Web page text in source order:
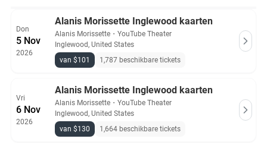
Don
5 Nov
2026
Alanis Morissette Inglewood kaarten
Alanis Morissette ・ YouTube Theater
Inglewood, United States
van $101
1,787 beschikbare tickets
Vri
6 Nov
2026
Alanis Morissette Inglewood kaarten
Alanis Morissette ・ YouTube Theater
Inglewood, United States
van $130
1,664 beschikbare tickets